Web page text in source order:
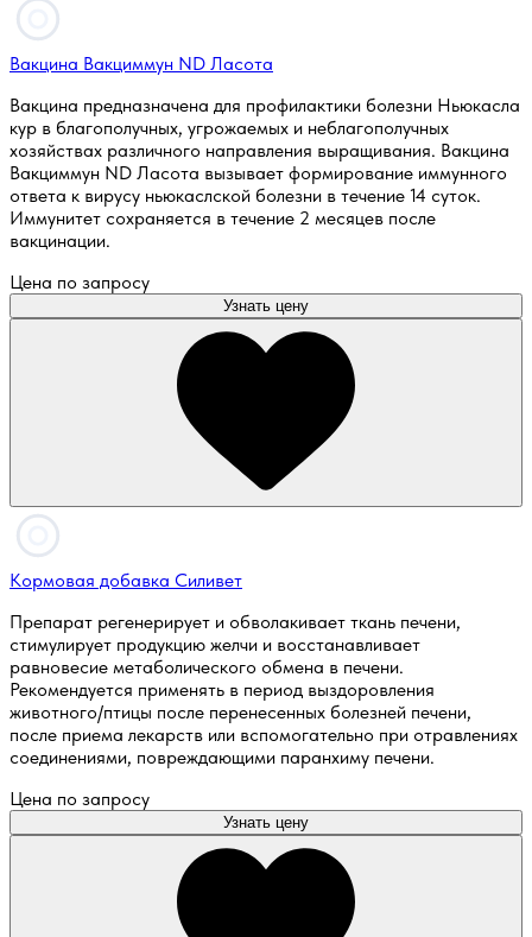
Вакцина Вакциммун ND Ласота
Вакцина предназначена для профилактики болезни Ньюкасла
кур в благополучных, угрожаемых и неблагополучных
хозяйствах различного направления выращивания. Вакцина
Вакциммун ND Ласота вызывает формирование иммунного
ответа к вирусу ньюкаслской болезни в течение 14 суток.
Иммунитет сохраняется в течение 2 месяцев после
вакцинации.
Цена по запросу
Узнать цену
Кормовая добавка Силивет
Препарат регенерирует и обволакивает ткань печени,
стимулирует продукцию желчи и восстанавливает
равновесие метаболического обмена в печени.
Рекомендуется применять в период выздоровления
животного/птицы после перенесенных болезней печени,
после приема лекарств или вспомогательно при отравлениях
соединениями, повреждающими паранхиму печени.
Цена по запросу
Узнать цену